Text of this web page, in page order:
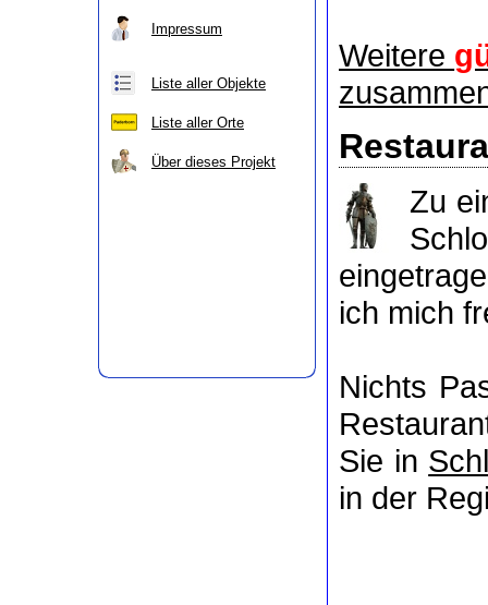
Impressum
Liste aller Objekte
Liste aller Orte
Über dieses Projekt
Weitere
Zu
ich mich
Nichts
Sie in
in der